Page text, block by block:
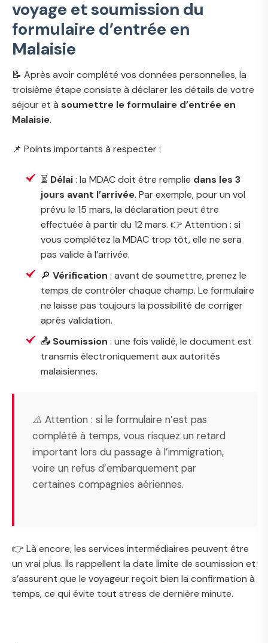
voyage et soumission du
formulaire d’entrée en
Malaisie
📝 Après avoir complété vos données personnelles, la
troisième étape consiste à déclarer les détails de votre
séjour et à soumettre le formulaire d’entrée en
Malaisie.
📌 Points importants à respecter :
⏳ Délai: la MDAC doit être remplie dans les 3
jours avant l’arrivée. Par exemple, pour un vol
prévu le 15 mars, la déclaration peut être
effectuée à partir du 12 mars. 👉 Attention : si
vous complétez la MDAC trop tôt, elle ne sera
pas valide à l’arrivée.
🔎 Vérification : avant de soumettre, prenez le
temps de contrôler chaque champ. Le formulaire
ne laisse pas toujours la possibilité de corriger
après validation.
📤 Soumission : une fois validé, le document est
transmis électroniquement aux autorités
malaisiennes.
⚠️ Attention : si le formulaire n’est pas
complété à temps, vous risquez un retard
important lors du passage à l’immigration,
voire un refus d’embarquement par
certaines compagnies aériennes.
👉 Là encore, les services intermédiaires peuvent être
un vrai plus. Ils rappellent la date limite de soumission et
s’assurent que le voyageur reçoit bien la confirmation à
temps, ce qui évite tout stress de dernière minute.